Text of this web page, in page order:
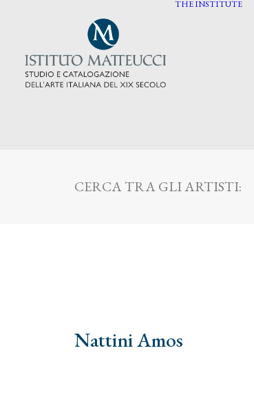
THE INSTITUTE
CERCA TRA GLI ARTISTI:
Nattini Amos